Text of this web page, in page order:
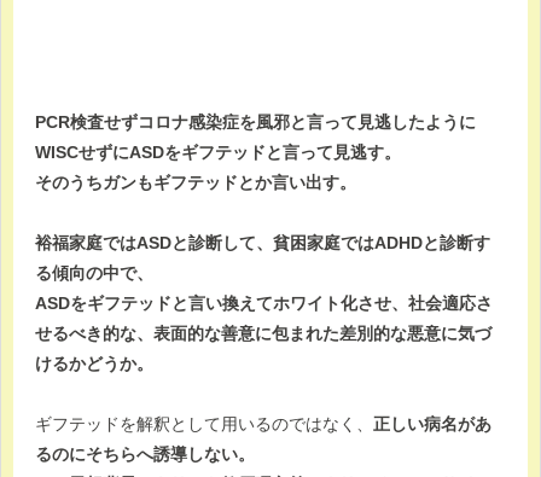
PCR検査せずコロナ感染症を風邪と言って見逃したように
WISCせずにASDをギフテッドと言って見逃す。
そのうちガンもギフテッドとか言い出す。
裕福家庭ではASDと診断して、貧困家庭ではADHDと診断す
る傾向の中で、
ASDをギフテッドと言い換えてホワイト化させ、社会適応さ
せるべき的な、表面的な善意に包まれた差別的な悪意に気づ
けるかどうか。
ギフテッドを解釈として用いるのではなく、 正しい病名があ
るのにそちらへ誘導しない。